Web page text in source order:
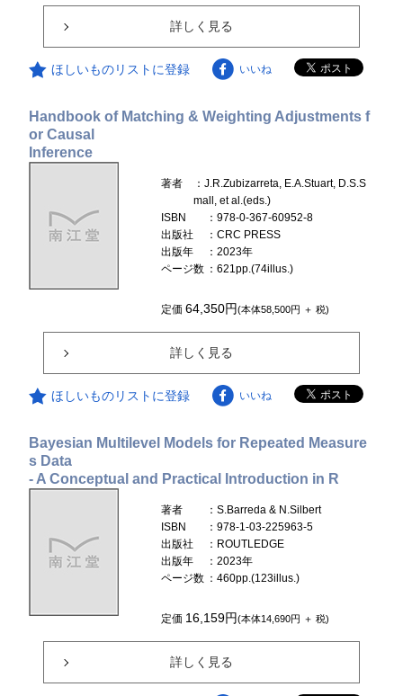
詳しく見る
ほしいものリストに登録 いいね
Handbook of Matching & Weighting Adjustments f
or Causal
Inference
著者
：J.R.Zubizarreta, E.A.Stuart, D.S.S
mall, et al.(eds.)
ISBN
：978-0-367-60952-8
出版社
：CRC PRESS
出版年
：2023年
ページ数 ：621pp.(74illus.)
定価64,350円(本体58,500円 ＋ 税)
詳しく見る
ほしいものリストに登録 いいね
Bayesian Multilevel Models for Repeated Measure
s Data
- A Conceptual and Practical Introduction in R
著者
：S.Barreda & N.Silbert
ISBN
：978-1-03-225963-5
出版社
：ROUTLEDGE
出版年
：2023年
ページ数 ：460pp.(123illus.)
定価 16,159円(本体14,690円 ＋ 税)
詳しく見る